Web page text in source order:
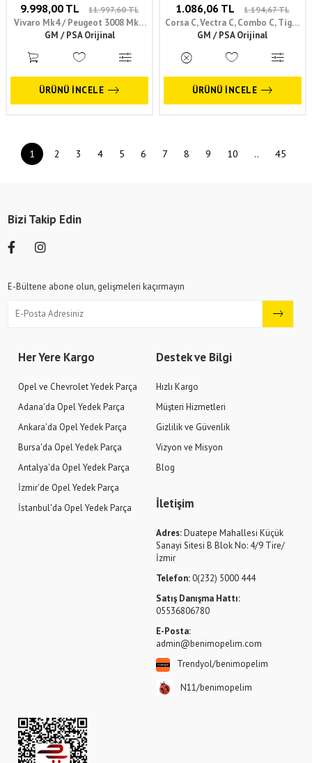
9.998,00 TL 11.997,60 TL
Vivaro Mk4 / Peugeot 3008 Mk2,
5008 Mk2, Expert Mk4, Partner,
GM / PSA Orijinal
ÜRÜNÜ İNCELE
1.086,06 TL 1.194,67 TL
Corsa C, Vectra C, Combo C, Tigra
B
GM / PSA Orijinal
ÜRÜNÜ İNCELE
1 2 3 4 5 6 7 8 9 10 .. 45
Her Yere Kargo
Opel ve Chevrolet Yedek Parça
Adana'da Opel Yedek Parça
Ankara'da Opel Yedek Parça
Bursa'da Opel Yedek Parça
Antalya'da Opel Yedek Parça
İzmir'de Opel Yedek Parça
İstanbul'da Opel Yedek Parça
Destek ve Bilgi
Hızlı Kargo
Müşteri Hizmetleri
Gizlilik ve Güvenlik
Vizyon ve Misyon
Blog
İletişim
Adres:Duatepe Mahallesi Küçük
Sanayi Sitesi B Blok No: 4/9 Tire/
İzmir
Telefon: 0(232) 5000 444
Satış Danışma Hattı:
05536806780
E-Posta:
admin@benimopelim.com
Trendyol/benimopelim
N11/benimopelim
Bizi Takip Edin
E-Bültene abone olun, gelişmeleri kaçırmayın